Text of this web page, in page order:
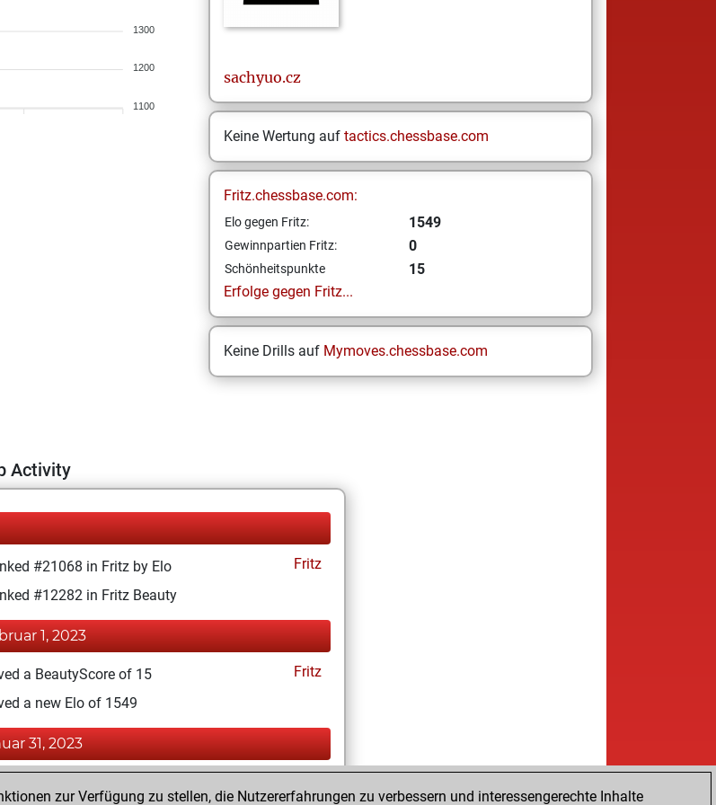
1300
1200
1100
sachyuo.cz
Keine Wertung auf tactics.chessbase.com
Fritz.chessbase.com:
Elo gegen Fritz: 1549
Gewinnpartien Fritz: 0
Schönheitspunkte
15
Erfolge gegen Fritz...
Keine Drills auf Mymoves.chessbase.com
Activity
#21068 in Fritz by Elo
Fritz
#12282 in Fritz Beauty
1, 2023
a BeautyScore of 15
Fritz
a new Elo of 1549
31, 2023
zur Verfügung zu stellen, die Nutzererfahrungen zu verbessern und interessengerechte Inhalte